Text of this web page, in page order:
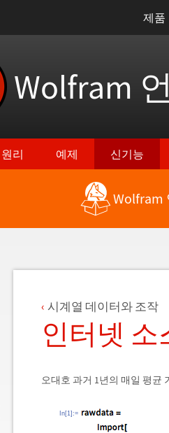
제품
Wolfram
원리 예제 신기능
Wolfram
시계열 데이터와 조작
인터넷
오대호 과거 1년의 매일 평균
In[1]:=